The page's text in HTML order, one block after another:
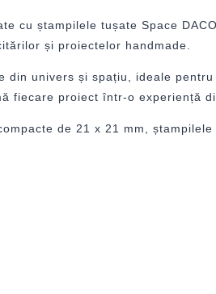
cu ștampilele tușate Space
și proiectelor handmade.
din univers și spațiu, ideale
fiecare proiect într-o experiență
de 21 x 21 mm,